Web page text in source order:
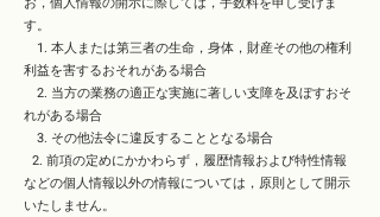
す。
1. 本人または第三者の生命，身体，財産その他の権利
利益を害するおそれがある場合
2. 当方の業務の適正な実施に著しい支障を及ぼすおそ
れがある場合
3. その他法令に違反することとなる場合
2. 前項の定めにかかわらず，履歴情報および特性情報
などの個人情報以外の情報については，原則として開示
いたしません。